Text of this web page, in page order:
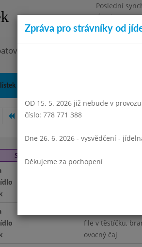
Poslední
Úterý
Omezení
Praha 4, Konstantinova 1500
Prosinec 2016
Středa 1. 2. 2017
file v těstíčku,
ovocný čaj
Zpráva pro strávníky od
OD 15. 5. 2026 již nebude v
číslo: 778 771 388
Dne 26. 6. 2026 - vysvědčení -
Děkujeme za pochopení